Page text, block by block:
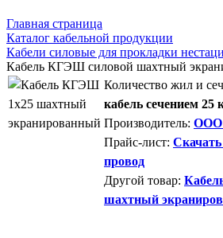
Главная страница
Каталог кабельной продукции
Кабели силовые для прокладки
Кабель КГЭШ силовой шахтный
Количество жил и
кабель сечением 25
Производитель: ООО
Прайс-лист: Скачать
провод
Другой товар:
шахтный